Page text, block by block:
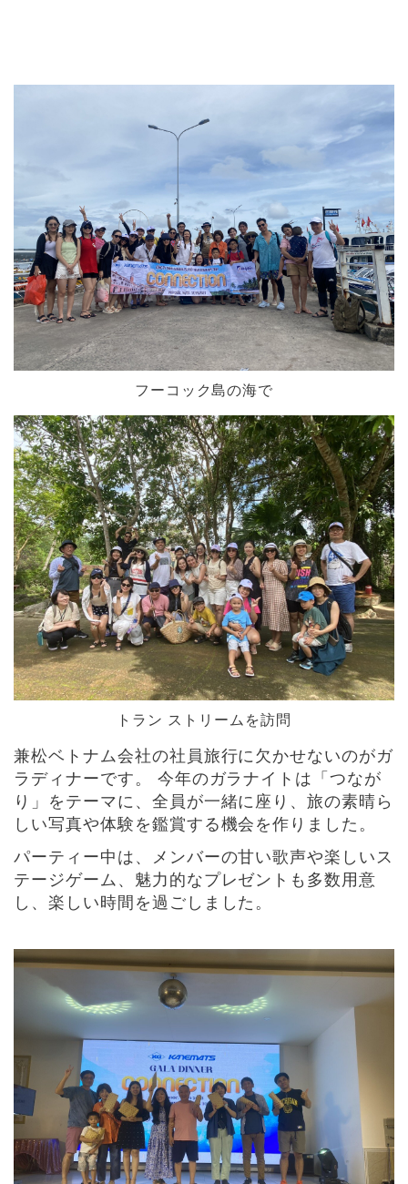
フーコック島の海で
トラン ストリームを訪問
兼松ベトナム会社の社員旅行に欠かせないのがガ
ラディナーです。 今年のガラナイトは「つなが
り」をテーマに、全員が一緒に座り、旅の素晴ら
しい写真や体験を鑑賞する機会を作りました。
パーティー中は、メンバーの甘い歌声や楽しいス
テージゲーム、魅力的なプレゼントも多数用意
し、楽しい時間を過ごしました。